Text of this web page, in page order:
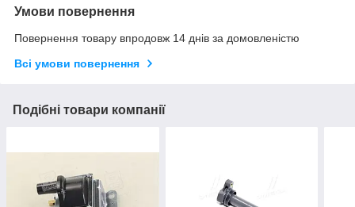
Умови повернення
Повернення товару впродовж 14 днів за домовленістю
Всі умови повернення
Подібні товари компанії